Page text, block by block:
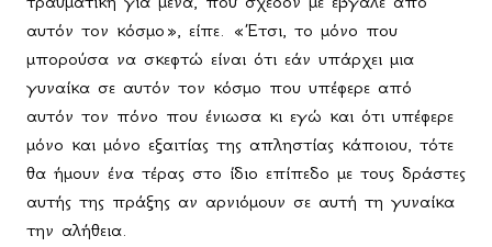
αυτόν τον κόσμο», είπε. «Έτσι, το μόνο που
μπορούσα να σκεφτώ είναι ότι εάν υπάρχει μια
γυναίκα σε αυτόν τον κόσμο που υπέφερε από
αυτόν τον πόνο που ένιωσα κι εγώ και ότι υπέφερε
μόνο και μόνο εξαιτίας της απληστίας κάποιου, τότε
θα ήμουν ένα τέρας στο ίδιο επίπεδο με τους δράστες
αυτής της πράξης αν αρνιόμουν σε αυτή τη γυναίκα
την αλήθεια.